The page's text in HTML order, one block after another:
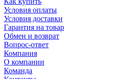
Условия оплаты
Условия доставки
Гарантия на товар
Обмен и возврат
Вопрос-ответ
Компания
О компании
Команда